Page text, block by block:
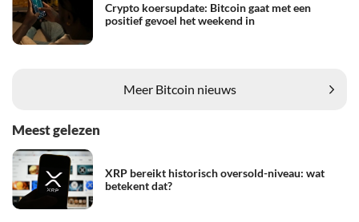
Crypto koersupdate: Bitcoin gaat met een
positief gevoel het weekend in
Meer Bitcoin nieuws
Meest gelezen
XRP bereikt historisch oversold-niveau: wat
betekent dat?